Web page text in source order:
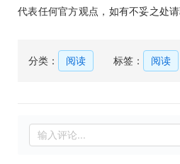
代表任何官方观点，如有不妥之处请
分类： 阅读 标签： 阅读